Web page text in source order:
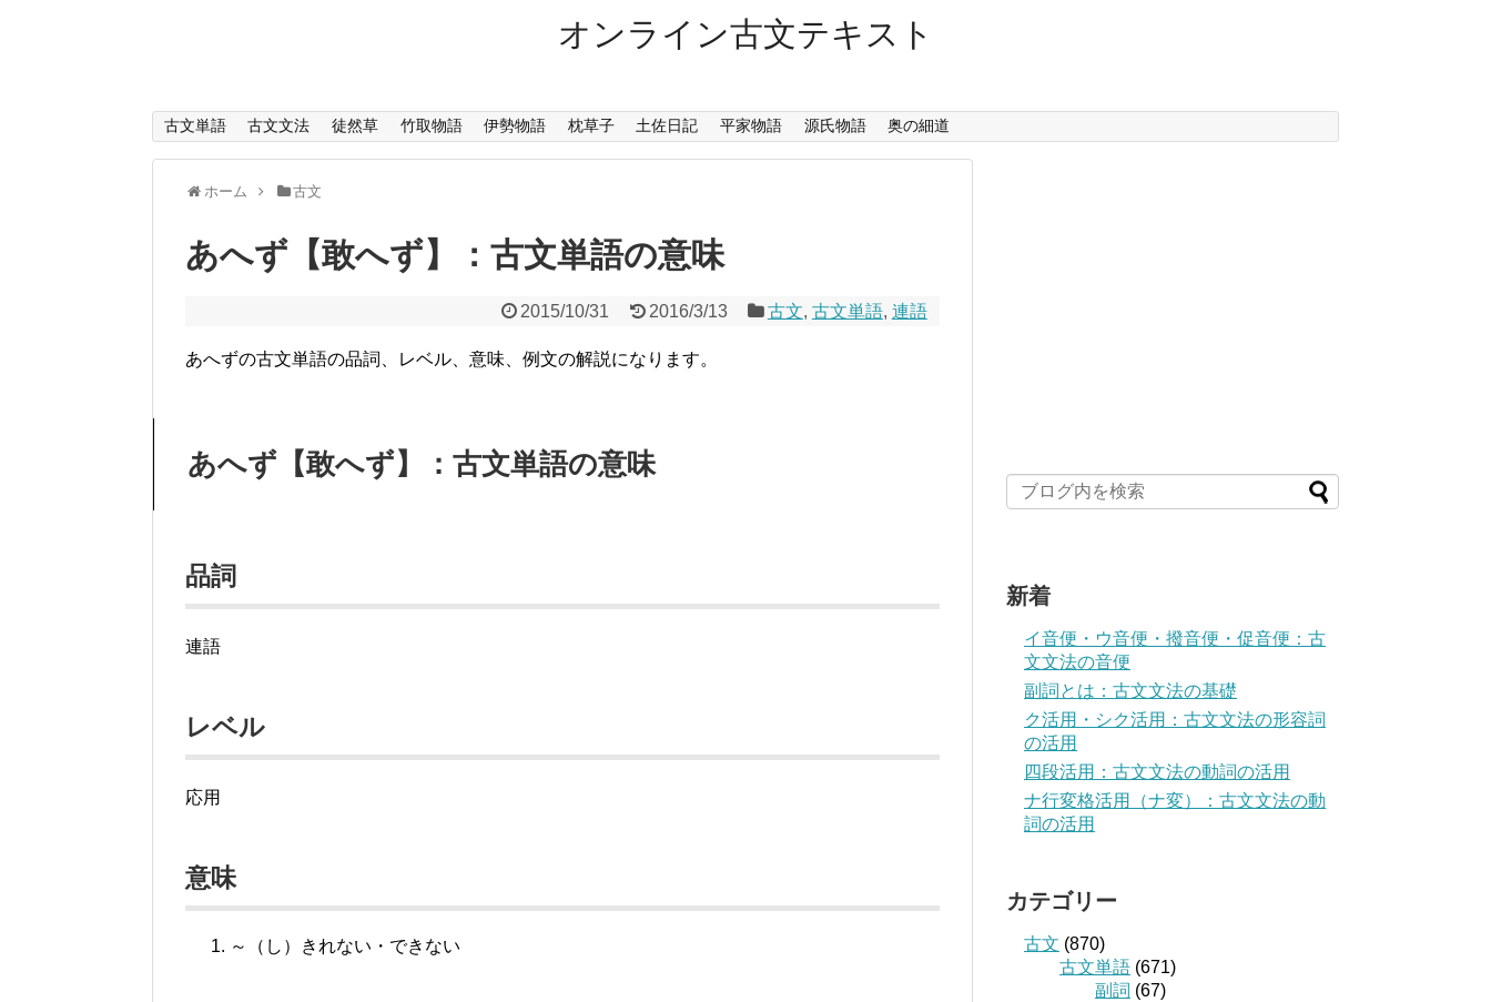
オンライン古文テキスト
古文単語 古文文法 徒然草 竹取物語 伊勢物語 枕草子 土佐日記 平家物語 源氏物語 奥の細道
ホーム 古文
あへず【敢へず】：古文単語の意味
2015/10/31 2016/3/13 古文, 古文単語, 連語
あへずの古文単語の品詞、レベル、意味、例文の解説になります。
あへず【敢へず】：古文単語の意味
品詞
連語
レベル
応用
意味
～（し）きれない・できない
新着
イ音便・ウ音便・撥音便・促音便：古
文文法の音便
副詞とは：古文文法の基礎
ク活用・シク活用：古文文法の形容詞
の活用
四段活用：古文文法の動詞の活用
ナ行変格活用（ナ変）：古文文法の動
詞の活用
カテゴリー
古文 (870)
古文単語 (671)
副詞 (67)